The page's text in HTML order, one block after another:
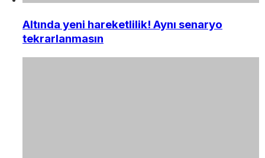
Altında yeni hareketlilik! Aynı senaryo
tekrarlanmasın